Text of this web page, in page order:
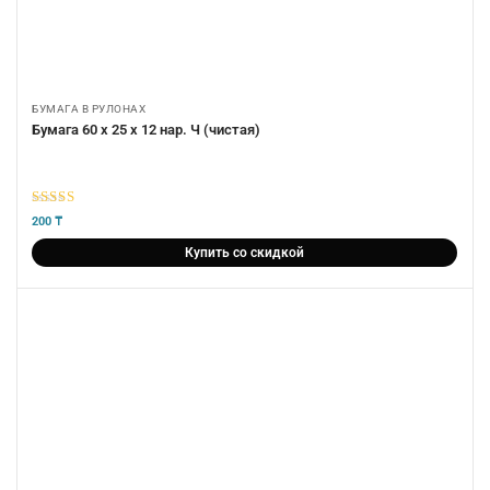
БУМАГА В РУЛОНАХ
Бумага 60 х 25 х 12 нар. Ч (чистая)
5из 5
200 ₸
Купить со скидкой